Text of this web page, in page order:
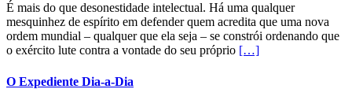
É mais do que desonestidade intelectual. Há uma qualquer
mesquinhez de espírito em defender quem acredita que uma nova
ordem mundial – qualquer que ela seja – se constrói ordenando que
o exército lute contra a vontade do seu próprio […]
O Expediente Dia-a-Dia